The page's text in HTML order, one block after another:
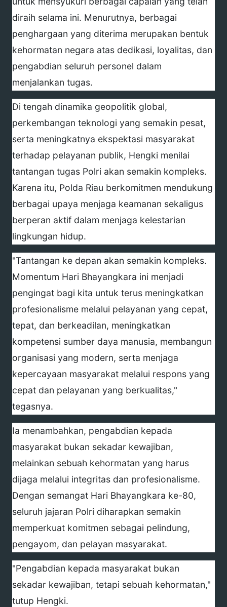
diraih selama ini. Menurutnya, berbagai
penghargaan yang diterima merupakan bentuk
kehormatan negara atas dedikasi, loyalitas, dan
pengabdian seluruh personel dalam
menjalankan tugas.
Di tengah dinamika geopolitik global,
perkembangan teknologi yang semakin pesat,
serta meningkatnya ekspektasi masyarakat
terhadap pelayanan publik, Hengki menilai
tantangan tugas Polri akan semakin kompleks.
Karena itu, Polda Riau berkomitmen mendukung
berbagai upaya menjaga keamanan sekaligus
berperan aktif dalam menjaga kelestarian
lingkungan hidup.
"Tantangan ke depan akan semakin kompleks.
Momentum Hari Bhayangkara ini menjadi
pengingat bagi kita untuk terus meningkatkan
profesionalisme melalui pelayanan yang cepat,
tepat, dan berkeadilan, meningkatkan
kompetensi sumber daya manusia, membangun
organisasi yang modern, serta menjaga
kepercayaan masyarakat melalui respons yang
cepat dan pelayanan yang berkualitas,"
tegasnya.
Ia menambahkan, pengabdian kepada
masyarakat bukan sekadar kewajiban,
melainkan sebuah kehormatan yang harus
dijaga melalui integritas dan profesionalisme.
Dengan semangat Hari Bhayangkara ke-80,
seluruh jajaran Polri diharapkan semakin
memperkuat komitmen sebagai pelindung,
pengayom, dan pelayan masyarakat.
"Pengabdian kepada masyarakat bukan
sekadar kewajiban, tetapi sebuah kehormatan,"
tutup Hengki.